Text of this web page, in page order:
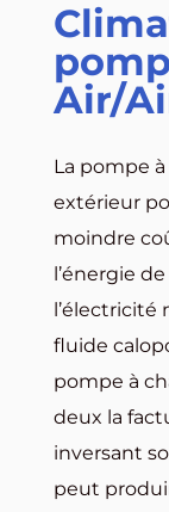
Air/
La pompe
extérieur
moindre
l’énergie
l’électricité
fluide
pompe à
deux la
inversant
peut